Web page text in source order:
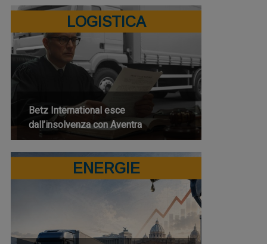
LOGISTICA
Betz International esce
dall’insolvenza con Aventra
ENERGIE